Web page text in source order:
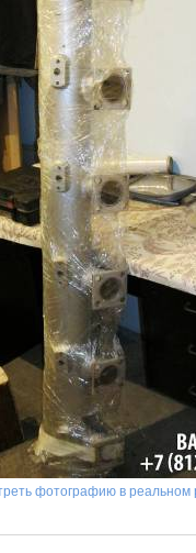
фотографию в реальном